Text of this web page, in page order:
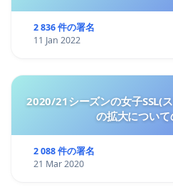
2 836 件の署名
11 Jan 2022
2020/21シーズンの女子SSL(
の拡大につい
2 088 件の署名
21 Mar 2020